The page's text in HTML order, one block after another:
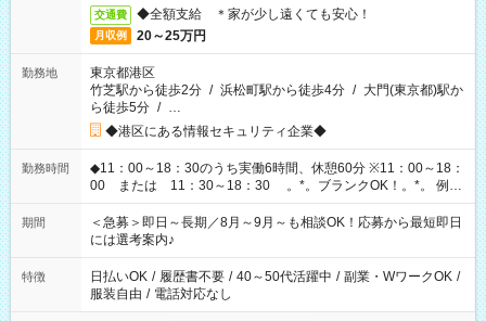
交通費 ◆全額支給 ＊家が少し遠くても安心！
月収例 20～25万円
勤務地
東京都港区
竹芝駅から徒歩2分 / 浜松町駅から徒歩4分 / 大門(東京都)駅か
ら徒歩5分 / …
◆港区にある情報セキュリティ企業◆
勤務時間
◆11：00～18：30のうち実働6時間、休憩60分 ※11：00～18：
00 または 11：30～18：30 。*。ブランクOK！。*。 例え
ば前職が、 在宅/財団法人/事務/コールセンター/受付/販売/カフェ
スタッフ スイーツ販売/ホテルフロント/化粧品販売/など 様々な
業界から入社して活躍されています♪
期間
＜急募＞即日～長期／8月～9月～も相談OK！応募から最短即日
には選考案内♪
特徴 日払いOK / 履歴書不要 / 40～50代活躍中 / 副業・WワークOK /
服装自由 / 電話対応なし